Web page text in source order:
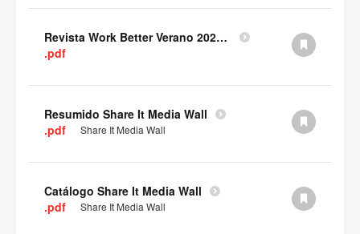
Revista Work Better Verano 2025 (PDF)
.pdf
Resumido Share It Media Wall
.pdf
Share It Media Wall
Catálogo Share It Media Wall
.pdf
Share It Media Wall